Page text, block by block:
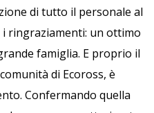
di tutto il personale al
ringraziamenti: un ottimo
famiglia. E proprio il
di Ecoross, è
Confermando quella